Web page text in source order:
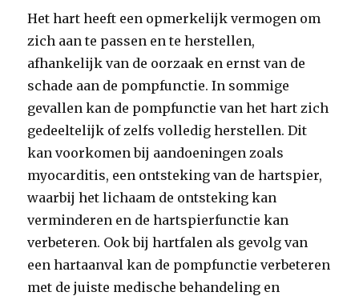
Het hart heeft een opmerkelijk vermogen om
zich aan te passen en te herstellen,
afhankelijk van de oorzaak en ernst van de
schade aan de pompfunctie. In sommige
gevallen kan de pompfunctie van het hart zich
gedeeltelijk of zelfs volledig herstellen. Dit
kan voorkomen bij aandoeningen zoals
myocarditis, een ontsteking van de hartspier,
waarbij het lichaam de ontsteking kan
verminderen en de hartspierfunctie kan
verbeteren. Ook bij hartfalen als gevolg van
een hartaanval kan de pompfunctie verbeteren
met de juiste medische behandeling en